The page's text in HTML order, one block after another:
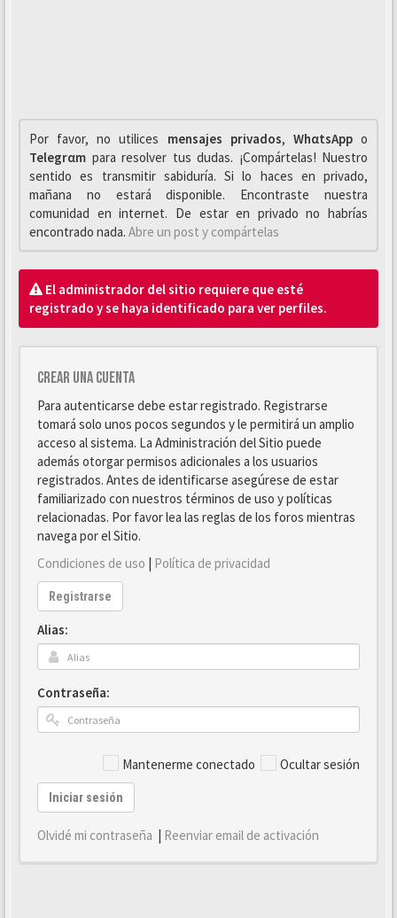
Por favor, no utilices mensajes privados, WhαtsAppo
Telegrαm para resolver tus dudas. ¡Compártelas! Nuestro
sentido es transmitir sabiduría. Si lo haces en privado,
mañana no estará disponible. Encontraste nuestra
comunidad en internet. De estar en privado no habrías
encontrado nada. Abre un post y compártelas
El administrador del sitio requiere que esté
registrado y se haya identificado para ver perfiles.
Crear una cuenta
Para autenticarse debe estar registrado. Registrarse
tomará solo unos pocos segundos y le permitirá un amplio
acceso al sistema. La Administración del Sitio puede
además otorgar permisos adicionales a los usuarios
registrados. Antes de identificarse asegúrese de estar
familiarizado con nuestros términos de uso y políticas
relacionadas. Por favor lea las reglas de los foros mientras
navega por el Sitio.
Condiciones de uso | Política de privacidad
Registrarse
Alias:
Contraseña:
Mantenerme conectado Ocultar sesión
Iniciar sesión
Olvidé mi contraseña | Reenviar email de activación